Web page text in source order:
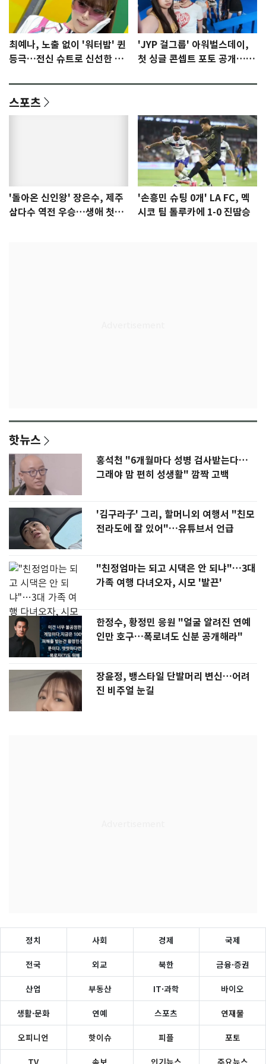
최예나, 노출 없이 '워터밤' 퀸
등극…전신 슈트로 신선한 충
'JYP 걸그룹' 아워벌스데이,
첫 싱글 콘셉트 포토 공개…청
스포츠
'돌아온 신인왕' 장은수, 제주
삼다수 역전 우승…생애 첫승
'손흥민 슈팅 0개' LA FC, 멕
시코 팀 톨루카에 1-0 진땀승
핫뉴스
홍석천 "6개월마다 성병 검사받는다…
그래야 맘 편히 성생활" 깜짝 고백
'김구라子' 그리, 할머니외 여행서 "친모
전라도에 잘 있어"…유튜브서 언급
"친정엄마는 되고 시댁은 안 되냐"…3대
가족 여행 다녀오자, 시모 '발끈'
한정수, 황정민 응원 "얼굴 알려진 연예
인만 호구…폭로녀도 신분 공개해라"
장윤정, 뱅스타일 단발머리 변신…어려
진 비주얼 눈길
정치 사회 경제 국제
전국 외교 북한 금융·증권
산업 부동산 IT·과학 바이오
생활·문화 연예 스포츠 연재물
오피니언 핫이슈 피플 포토
TV 속보 인기뉴스 주요뉴스